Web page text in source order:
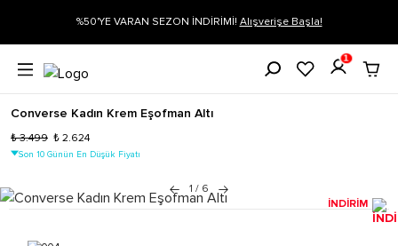
Alışverişe Başla! Siparişin 1-3 iş günü içerisinde
1
Converse Kadın Krem Eşofman Altı
₺ 3.499 ₺ 2.624
Son 10 Günün En Düşük Fiyatı
1 / 6
İNDİRİM